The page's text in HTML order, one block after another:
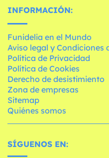
INFORMACIÓN:
Funidelia en el Mundo
Aviso legal y Condiciones
Política de Privacidad
Política de Cookies
Derecho de desistimiento
Zona de empresas
Sitemap
Quiénes somos
SÍGUENOS EN: